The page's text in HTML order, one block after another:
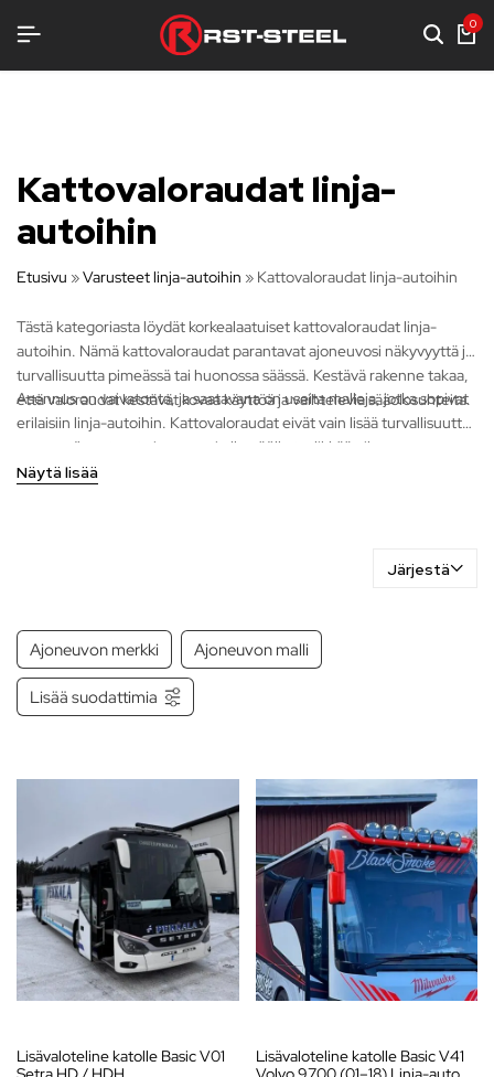
VARUSTELUA
VARUSTELUA
VARUSTELUA 0
Kattovaloraudat linja-
autoihin
Etusivu »Varusteet linja-autoihin » Kattovaloraudat linja-autoihin
Tästä kategoriasta löydät korkealaatuiset kattovaloraudat linja-
autoihin. Nämä kattovaloraudat parantavat ajoneuvosi näkyvyyttä ja
turvallisuutta pimeässä tai huonossa säässä. Kestävä rakenne takaa,
että valoraudat kestävät kovaa käyttöä ja vaihtelevia sääolosuhteita.
Asennus on vaivatonta, ja saatavana on useita malleja, jotka sopivat
erilaisiin linja-autoihin. Kattovaloraudat eivät vain lisää turvallisuutta,
vaan myös antavat ajoneuvosi ulkonäölle tyylikkään ilmeen.
Näytä lisää
Järjestä
Ajoneuvon merkki Ajoneuvon malli
Lisää suodattimia
Lisävaloteline katolle Basic V01
Lisävaloteline katolle Basic V41